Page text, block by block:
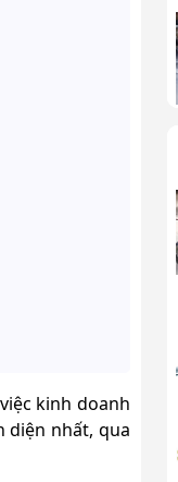
kinh doanh
diện nhất, qua